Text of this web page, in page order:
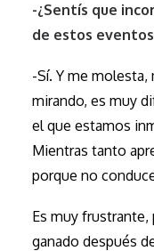
-¿Sentís que
de estos
-Sí. Y me
mirando, es muy
el que estamos
Mientras tanto
porque no
Es muy frustrante,
ganado después